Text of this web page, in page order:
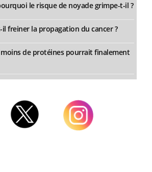
le risque de noyade grimpe-t-il ?
freiner la propagation du cancer ?
de protéines pourrait finalement